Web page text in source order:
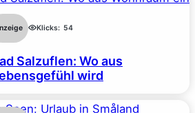
Klicks: 54
Salzuflen: Wo aus
wird